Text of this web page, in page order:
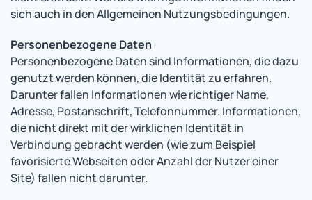
sich auch in den Allgemeinen Nutzungsbedingungen.
Personenbezogene Daten
Personenbezogene Daten sind Informationen, die dazu
genutzt werden können, die Identität zu erfahren.
Darunter fallen Informationen wie richtiger Name,
Adresse, Postanschrift, Telefonnummer. Informationen,
die nicht direkt mit der wirklichen Identität in
Verbindung gebracht werden (wie zum Beispiel
favorisierte Webseiten oder Anzahl der Nutzer einer
Site) fallen nicht darunter.